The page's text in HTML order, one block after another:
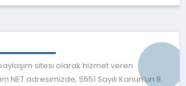
sitesi olarak hizmet veren
adresimizde, 5651 Sayılı Kanun’un 8.